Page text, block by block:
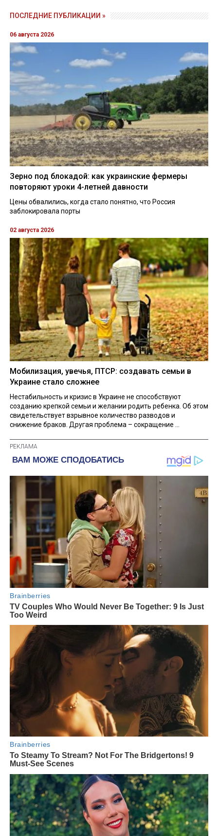
ПОСЛЕДНИЕ ПУБЛИКАЦИИ »
06 августа 2026
Зерно под блокадой: как украинские фермеры
повторяют уроки 4-летней давности
Цены обвалились, когда стало понятно, что Россия
заблокировала порты
02 августа 2026
Мобилизация, увечья, ПТСР: создавать семьи в
Украине стало сложнее
Нестабильность и кризис в Украине не способствуют
созданию крепкой семьи и желании родить ребенка. Об этом
свидетельствует взрывное количество разводов и
снижение браков. Другая проблема – сокращение ...